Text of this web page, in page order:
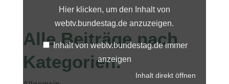
webtv.bundestag.deHier klicken, um den Inhalt von
webtv.bundestag.de anzuzeigen.
Inhalt von webtv.bundestag.de immer
anzeigen
Inhalt direkt öffnen
Alle Beiträge nach
Kategorien: